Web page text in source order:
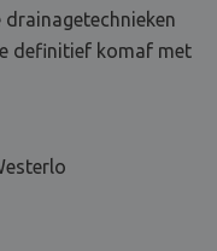
definitief komaf met